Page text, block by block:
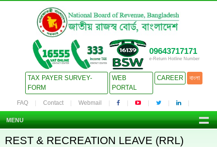
09643717171
e-Return Hotline Number
TAX PAYER SURVEY-
FORM
WEB
PORTAL
CAREER বাংলা
FAQ Contact Webmail
MENU
REST & RECREATION LEAVE (RRL)